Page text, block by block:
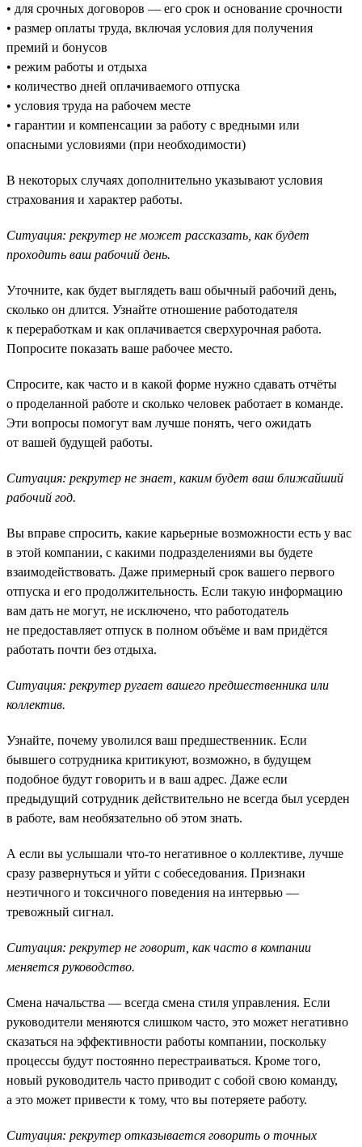
• для срочных договоров — его срок и основание срочности
• размер оплаты труда, включая условия для получения
премий и бонусов
• режим работы и отдыха
• количество дней оплачиваемого отпуска
• условия труда на рабочем месте
• гарантии и компенсации за работу с вредными или
опасными условиями (при необходимости)
В некоторых случаях дополнительно указывают условия
страхования и характер работы.
Ситуация: рекрутер не может рассказать, как будет
проходить ваш рабочий день.
Уточните, как будет выглядеть ваш обычный рабочий день,
сколько он длится. Узнайте отношение работодателя
к переработкам и как оплачивается сверхурочная работа.
Попросите показать ваше рабочее место.
Спросите, как часто и в какой форме нужно сдавать отчёты
о проделанной работе и сколько человек работает в команде.
Эти вопросы помогут вам лучше понять, чего ожидать
от вашей будущей работы.
Ситуация: рекрутер не знает, каким будет ваш ближайший
рабочий год.
Вы вправе спросить, какие карьерные возможности есть у вас
в этой компании, с какими подразделениями вы будете
взаимодействовать. Даже примерный срок вашего первого
отпуска и его продолжительность. Если такую информацию
вам дать не могут, не исключено, что работодатель
не предоставляет отпуск в полном объёме и вам придётся
работать почти без отдыха.
Ситуация: рекрутер ругает вашего предшественника или
коллектив.
Узнайте, почему уволился ваш предшественник. Если
бывшего сотрудника критикуют, возможно, в будущем
подобное будут говорить и в ваш адрес. Даже если
предыдущий сотрудник действительно не всегда был усерден
в работе, вам необязательно об этом знать.
А если вы услышали что-то негативное о коллективе, лучше
сразу развернуться и уйти с собеседования. Признаки
неэтичного и токсичного поведения на интервью —
тревожный сигнал.
Ситуация: рекрутер не говорит, как часто в компании
меняется руководство.
Смена начальства — всегда смена стиля управления. Если
руководители меняются слишком часто, это может негативно
сказаться на эффективности работы компании, поскольку
процессы будут постоянно перестраиваться. Кроме того,
новый руководитель часто приводит с собой свою команду,
а это может привести к тому, что вы потеряете работу.
Ситуация: рекрутер отказывается говорить о точных